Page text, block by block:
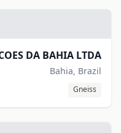
DA BAHIA LTDA
Bahia, Brazil
Gneiss